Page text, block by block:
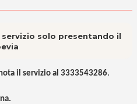
solo presentando il
il servizio al 3333543286.